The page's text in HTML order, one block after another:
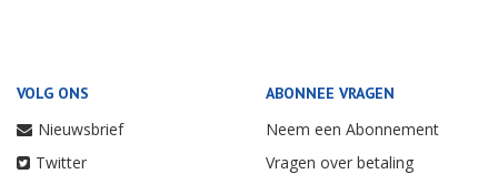
VOLG ONS
Nieuwsbrief
Twitter
ABONNEE VRAGEN
Neem een Abonnement
Vragen over betaling